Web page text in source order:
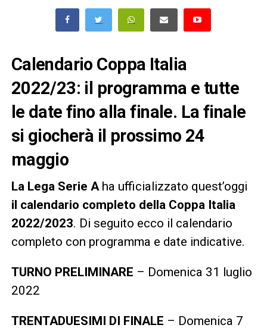
Calendario Coppa Italia
2022/23: il programma e tutte
le date fino alla finale. La finale
si giocherà il prossimo 24
maggio
La Lega Serie A ha ufficializzato quest’oggi
il calendario completo della Coppa Italia
2022/2023. Di seguito ecco il calendario
completo con programma e date indicative.
TURNO PRELIMINARE – Domenica 31 luglio
2022
TRENTADUESIMI DI FINALE – Domenica 7